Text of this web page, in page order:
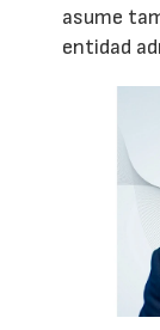
asume
entidad